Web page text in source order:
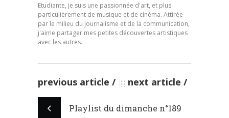
Etudiante, je suis une passionnée d'art, et plus
particulièrement de musique et de cinéma. Attirée
par le milieu du journalisme et de la communication,
j'aime partager mes petites découvertes artistiques
avec les autres.
previous article next article
Playlist du dimanche n°189